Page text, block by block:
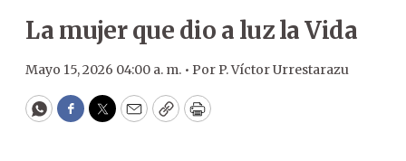
La mujer que dio a luz la Vida
Mayo 15, 2026 04:00 a. m. • PorP. Víctor Urrestarazu
WhatsApp
Facebook
Twitter
EmailCopyPrint